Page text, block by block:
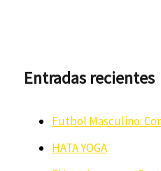
Entradas recientes
Futbol Masculino:
HATA YOGA